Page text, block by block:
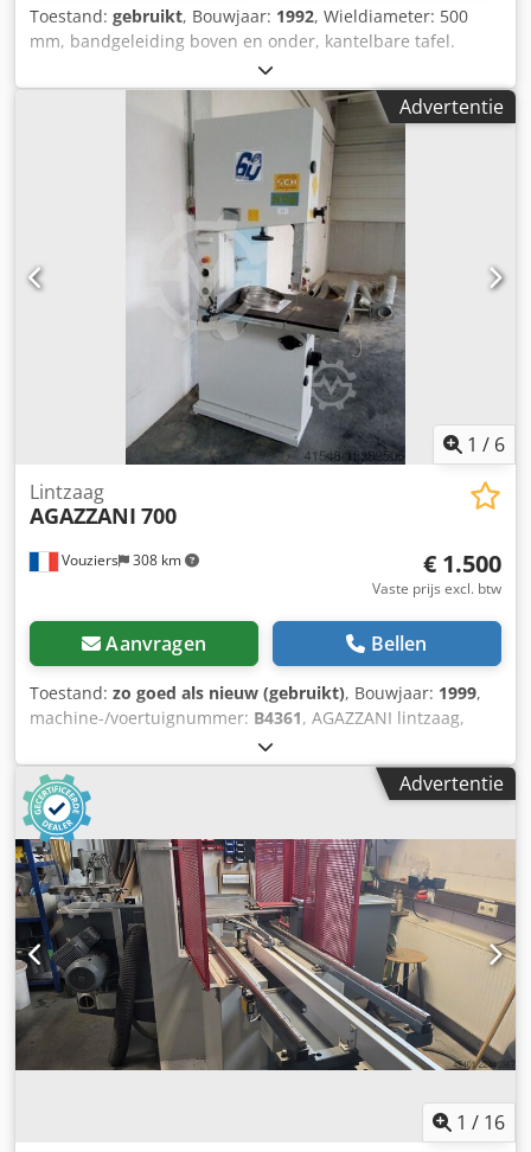
Toestand: gebruikt, Bouwjaar: 1992, Wieldiameter: 500
mm, bandgeleiding boven en onder, kantelbare tafel.
Opslaglocatie: Nattheim Djdpfx Aow D Aw Hohnswa
Advertentie
1 / 6
Vouziers 308 km
Lintzaag
AGAZZANI 700
€ 1.500
Vaste prijs excl. btw
Aanvragen Bellen
Toestand: zo goed als nieuw (gebruikt), Bouwjaar: 1999,
machine-/voertuignummer: B4361, AGAZZANI lintzaag,
model 700 Zaagbladlengte 700 mm Zaaghoogte 405 mm
Zaagbreedte 680 mm Zaagbladsnelheid 1570 toeren/min.
Rotatiesnelheid 715 toeren/min. Dwedpfszq Akkjx Ahnoa
Afmetingen 1290 x 730 x 2270 mm Gewicht 400 kg
Voedingsspanning 400 V Vermogen 3 kW Te bezichtigen in
de Ardennen.
Advertentie
1 / 16